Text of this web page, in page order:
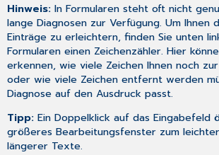
Hinweis:In Formularen steht oft nicht
lange Diagnosen zur Verfügung. Um Ihnen
Einträge zu erleichtern, finden Sie unten
Formularen einen Zeichenzähler. Hier
erkennen, wie viele Zeichen Ihnen noch
oder wie viele Zeichen entfernt werden
Diagnose auf den Ausdruck passt.
Tipp:Ein Doppelklick auf das Eingabefeld
größeres Bearbeitungsfenster zum
längerer Texte.